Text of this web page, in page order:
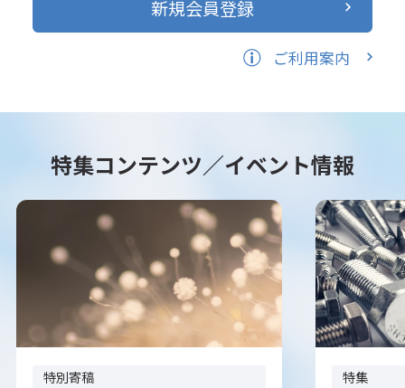
新規会員登録
ご利用案内
特集コンテンツ／イベント情報
特別寄稿 特集